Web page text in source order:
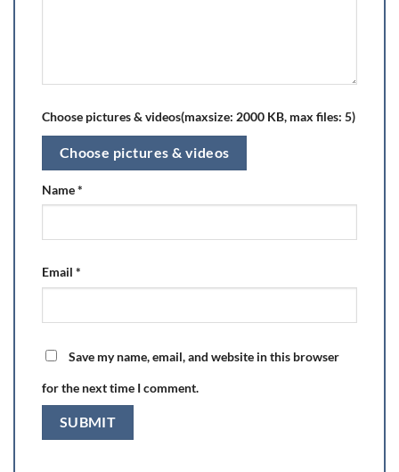
Choose pictures & videos(maxsize: 2000 KB, max files: 5)
Choose pictures & videos
Name*
Email *
Save my name, email, and website in this browser
for the next time I comment.